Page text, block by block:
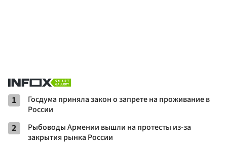
1
Госдума приняла закон о запрете на проживание в
России
2
Рыбоводы Армении вышли на протесты из-за
закрытия рынка России